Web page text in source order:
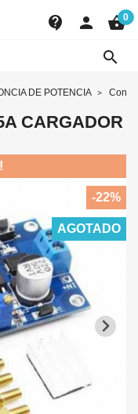
contact_support person shopping_basket0

DE POTENCIA
CARGADOR
-22%
AGOTADO